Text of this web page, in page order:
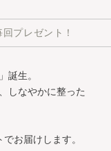
プレゼント！
誕生。
しなやかに整った
お届けします。